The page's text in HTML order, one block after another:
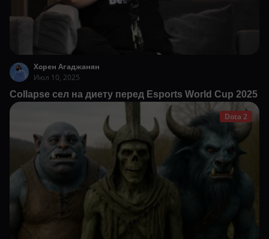
Хорен Агаджанян
Июл 10, 2025
Collapse сел на диету перед Esports World Cup 2025
Dota 2